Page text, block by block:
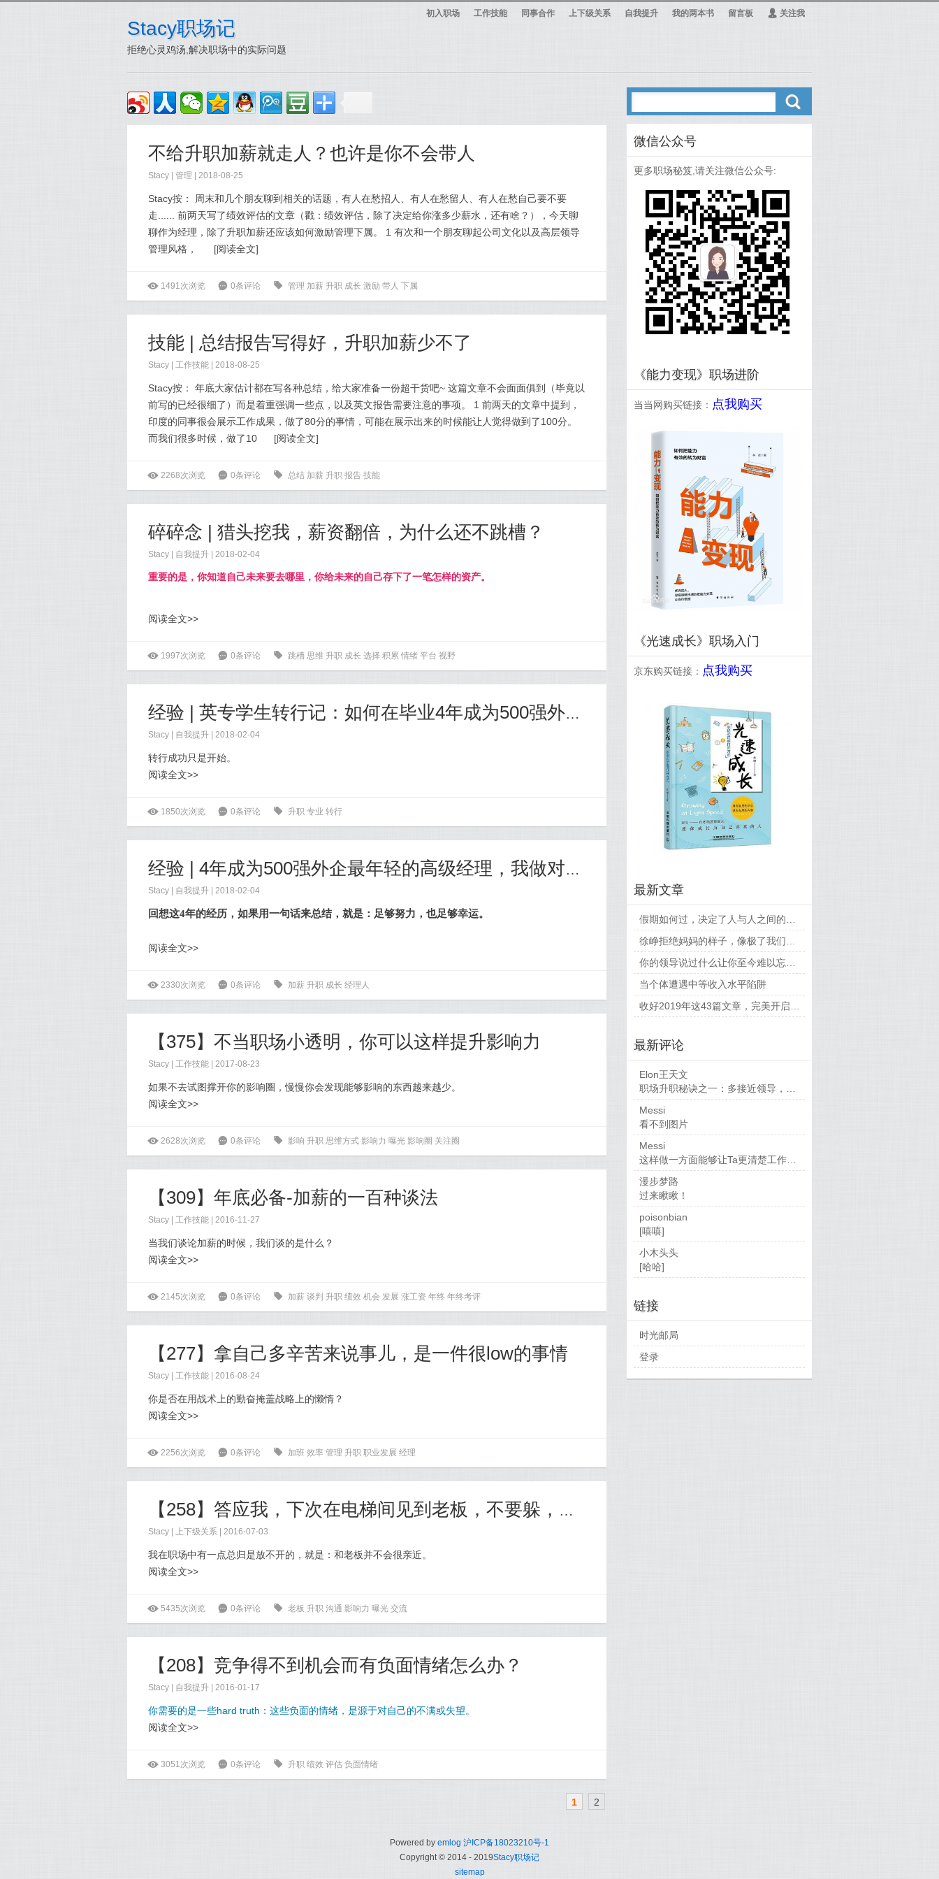
Stacy职场记
拒绝心灵鸡汤,解决职场中的实际问题
初入职场 工作技能 同事合作 上下级关系 自我提升 我的两本书 留言板 Ą 关注我
不给升职加薪就走人？也许是你不会带人
Stacy 管理 | 2018-08-25
Stacy按： 周末和几个朋友聊到相关的话题，有人在愁招人、有人在愁留人、有人在愁自己要不要
走...... 前两天写了绩效评估的文章（戳：绩效评估，除了决定给你涨多少薪水，还有啥？），今天聊
聊作为经理，除了升职加薪还应该如何激励管理下属。 1 有次和一个朋友聊起公司文化以及高层领导
管理风格，
[阅读全文]
ė 1491次浏览 6 0条评论 0 管理 加薪 升职 成长 激励 带人 下属
技能 | 总结报告写得好，升职加薪少不了
Stacy 工作技能 | 2018-08-25
Stacy按： 年底大家估计都在写各种总结，给大家准备一份超干货吧~ 这篇文章不会面面俱到（毕竟以
前写的已经很细了）而是着重强调一些点，以及英文报告需要注意的事项。 1 前两天的文章中提到，
印度的同事很会展示工作成果，做了80分的事情，可能在展示出来的时候能让人觉得做到了100分。
而我们很多时候，做了10
[阅读全文]
ė 2268次浏览 6 0条评论 0 总结 加薪 升职 报告 技能
碎碎念 | 猎头挖我，薪资翻倍，为什么还不跳槽？
Stacy 自我提升 | 2018-02-04
重要的是，你知道自己未来要去哪里，你给未来的自己存下了一笔怎样的资产。
阅读全文>>
ė 1997次浏览 6 0条评论 0 跳槽 思维 升职 成长 选择 积累 情绪 平台 视野
经验 | 英专学生转行记：如何在毕业4年成为500强外企最年轻高级经理？
Stacy | 自我提升 | 2018-02-04
转行成功只是开始。
阅读全文>>
ė 1850次浏览 6 0条评论 0 升职 专业 转行
经验 | 4年成为500强外企最年轻的高级经理，我做对了什么？
Stacy | 自我提升 | 2018-02-04
回想这4年的经历，如果用一句话来总结，就是：足够努力，也足够幸运。
阅读全文>>
ė 2330次浏览 6 0条评论 0 加薪 升职 成长 经理人
【375】不当职场小透明，你可以这样提升影响力
Stacy | 工作技能 | 2017-08-23
如果不去试图撑开你的影响圈，慢慢你会发现能够影响的东西越来越少。
阅读全文>>
ė 2628次浏览 6 0条评论 0 影响 升职 思维方式 影响力 曝光 影响圈 关注圈
【309】年底必备-加薪的一百种谈法
Stacy | 工作技能 | 2016-11-27
当我们谈论加薪的时候，我们谈的是什么？
阅读全文>>
ė 2145次浏览 6 0条评论 0 加薪 谈判 升职 绩效 机会 发展 涨工资 年终 年终考评
【277】拿自己多辛苦来说事儿，是一件很low的事情
Stacy | 工作技能 | 2016-08-24
你是否在用战术上的勤奋掩盖战略上的懒惰？
阅读全文>>
ė 2256次浏览 6 0条评论 0 加班 效率 管理 升职 职业发展 经理
【258】答应我，下次在电梯间见到老板，不要躲，不要跑好嘛？
Stacy | 上下级关系 | 2016-07-03
我在职场中有一点总归是放不开的，就是：和老板并不会很亲近。
阅读全文>>
ė 5435次浏览 6 0条评论 0 老板 升职 沟通 影响力 曝光 交流
【208】竞争得不到机会而有负面情绪怎么办？
Stacy | 自我提升 | 2016-01-17
你需要的是一些hard truth：这些负面的情绪，是源于对自己的不满或失望。
阅读全文>>
ė 3051次浏览 6 0条评论 0 升职 绩效 评估 负面情绪
1 2
ő
微信公众号
更多职场秘笈,请关注微信公众号:
《能力变现》职场进阶
当当网购买链接： 点我购买
《光速成长》职场入门
京东购买链接： 点我购买
最新文章
当个体遭遇中等收入水平陷阱
最新评论
Elon王天文
职场升职秘诀之一：多接近领导，当然，多做...
Messi
看不到图片
Messi
这样做一方面能够让Ta更清楚工作要求，也...
漫步梦路
过来瞅瞅！
poisonbian
[嘻嘻]
小木头头
[哈哈]
链接
时光邮局
登录
Powered by emlog 沪ICP备18023210号-1
Copyright © 2014 - 2019Stacy职场记
sitemap